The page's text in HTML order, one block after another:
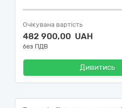
Очікувана вартість
482 900,00 UAH
без ПДВ
Дивитись